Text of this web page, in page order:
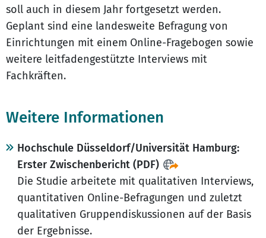
soll auch in diesem Jahr fortgesetzt werden.
Geplant sind eine landesweite Befragung von
Einrichtungen mit einem Online-Fragebogen sowie
weitere leitfadengestützte Interviews mit
Fachkräften.
Weitere Informationen
Hochschule Düsseldorf/Universität Hamburg:
Erster Zwischenbericht (PDF)
Die Studie arbeitete mit qualitativen Interviews,
quantitativen Online-Befragungen und zuletzt
qualitativen Gruppendiskussionen auf der Basis
der Ergebnisse.